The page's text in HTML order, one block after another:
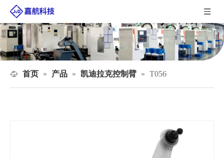
首页 » 产品 » 凯迪拉克控制臂 » T056